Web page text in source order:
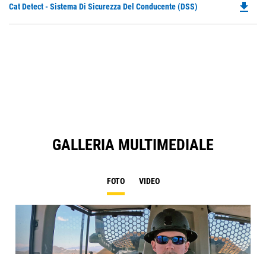
Cat Detect - Sistema Di Sicurezza Del Conducente (DSS) file_download
GALLERIA MULTIMEDIALE
FOTO VIDEO